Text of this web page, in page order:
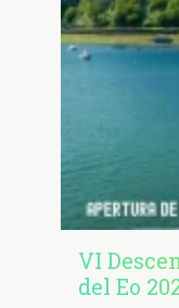
VI
del Eo